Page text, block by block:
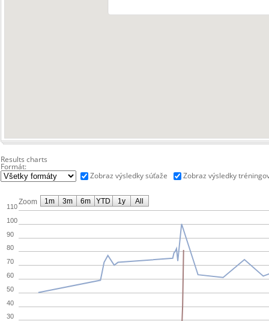
Results charts
Formát:
Zobraz výsledky súťaže
Zobraz výsledky
Zoom
30
40
50
60
70
80
90
100
110
1m 3m 6m YTD 1y All